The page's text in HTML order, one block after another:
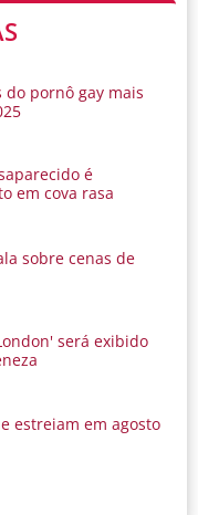
do pornô gay mais
é
em cova rasa
sobre cenas de
será exibido
estreiam em agosto